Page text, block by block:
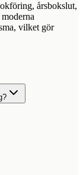
årsbokslut,
vilket gör